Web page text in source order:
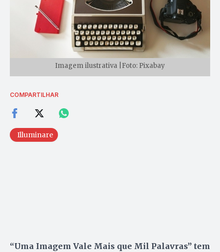
Imagem ilustrativa |Foto: Pixabay
COMPARTILHAR
Illuminare
“Uma Imagem Vale Mais que Mil Palavras” tem